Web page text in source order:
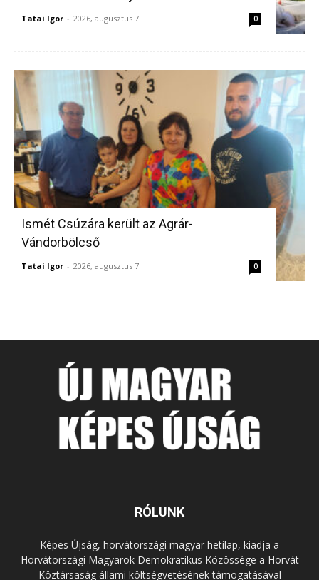
Tatai Igor - 2026, augusztus 7. 0
Ismét Csúzára került az Agrár-
Vándorbölcső
Tatai Igor - 2026, augusztus 7. 0
RÓLUNK
Képes Újság, horvátországi magyar hetilap, kiadja a
Horvátországi Magyarok Demokratikus Közössége a Horvát
Köztársaság állami költségvetésének támogatásával